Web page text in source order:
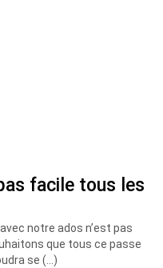
facile tous les
notre ados n’est pas
que tous ce passe
se (…)